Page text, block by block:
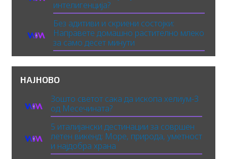
интелигенција?
Без адитиви и скриени состојки:
Направете домашно растително млеко
за само десет минути
НАЈНОВО
Зошто светот сака да ископа хелиум-3
од Месечината?
5 италијански дестинации за совршен
летен викенд: Море, природа, уметност
и најдобра храна